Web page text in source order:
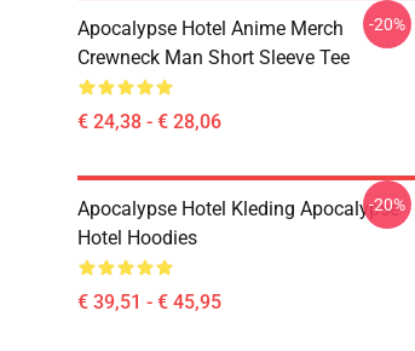
Apocalypse Hotel Anime Merch
Crewneck Man Short Sleeve Tee
€ 24,38 - € 28,06
-20%
Apocalypse Hotel Kleding Apocalypse
Hotel Hoodies
€ 39,51 - € 45,95
-20%